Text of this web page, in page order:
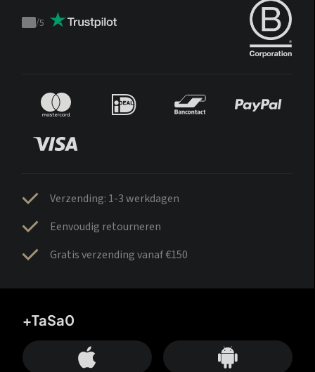
Trustpilot
/5
Verzending: 1-3 werkdagen
Eenvoudig retourneren
Gratis verzending vanaf €150
+TaSa0